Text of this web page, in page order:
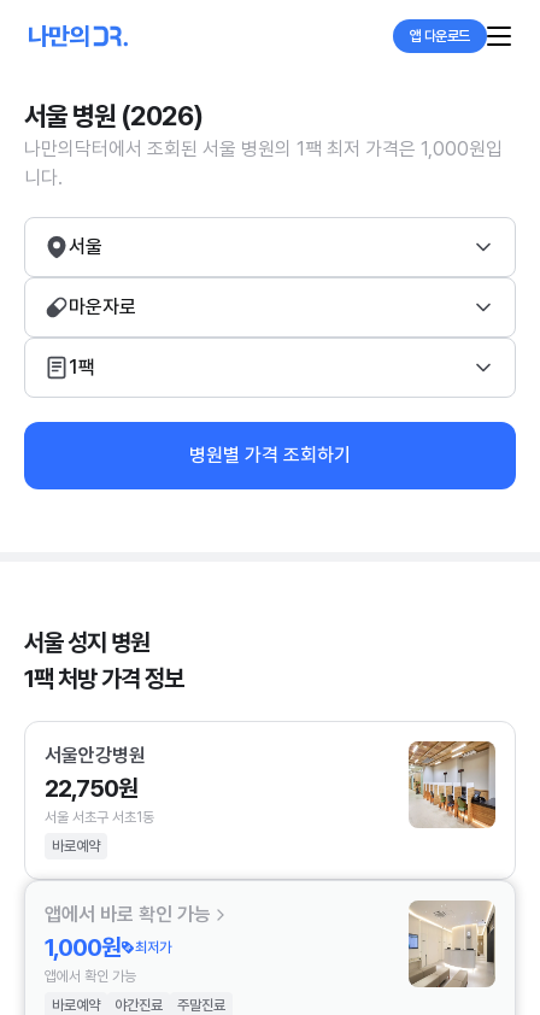
앱 다운로드
서울 병원 (2026)
나만의닥터에서 조회된 서울 병원의 1팩 최저 가격은 1,000원입
니다.
서울
마운자로
1팩
병원별 가격 조회하기
서울 성지 병원
1팩 처방 가격 정보
서울안강병원
22,750원
서울 서초구 서초1동
바로예약
앱에서 바로 확인 가능
1,000원
최저가
앱에서 확인 가능
바로예약
야간진료 주말진료